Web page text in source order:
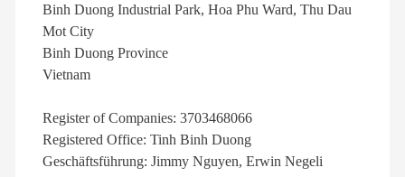
Binh Duong Industrial Park, Hoa Phu Ward, Thu Dau
Mot City
Binh Duong Province
Vietnam
Register of Companies: 3703468066
Registered Office: Tinh Binh Duong
Geschäftsführung: Jimmy Nguyen, Erwin Negeli